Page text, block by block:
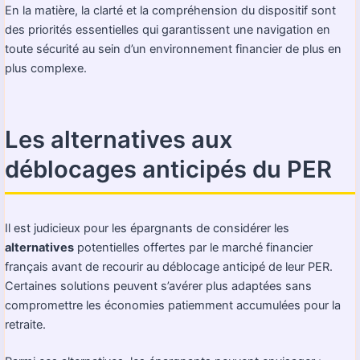
En la matière, la clarté et la compréhension du dispositif sont
des priorités essentielles qui garantissent une navigation en
toute sécurité au sein d’un environnement financier de plus en
plus complexe.
Les alternatives aux
déblocages anticipés du PER
Il est judicieux pour les épargnants de considérer les
alternatives potentielles offertes par le marché financier
français avant de recourir au déblocage anticipé de leur PER.
Certaines solutions peuvent s’avérer plus adaptées sans
compromettre les économies patiemment accumulées pour la
retraite.